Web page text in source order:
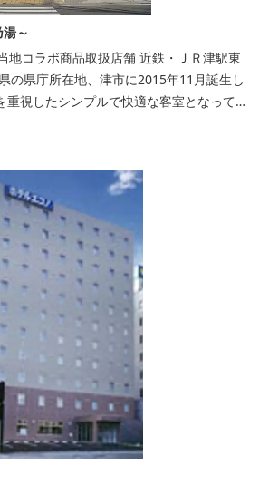
～
品取扱店舗 近鉄・ＪＲ津駅東
の県庁所在地、津市に2015年11月誕生し
重視したシンプルで快適な客室となってお
ズで、羽毛布団をご用意。女性にやさし
揃えており、連泊の方用にコインランド